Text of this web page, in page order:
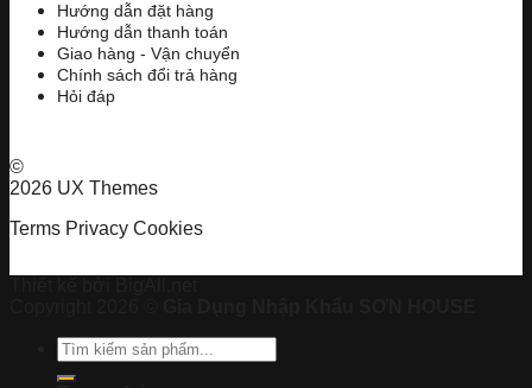
Hướng dẫn đặt hàng
Hướng dẫn thanh toán
Giao hàng - Vận chuyển
Chính sách đổi trả hàng
Hỏi đáp
©
2026 UX Themes
Terms Privacy Cookies
Tìm
kiếm: